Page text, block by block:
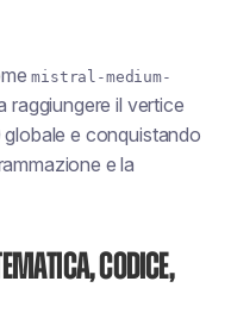
mistral-medium-
raggiungere il vertice
e conquistando
e la
codice,